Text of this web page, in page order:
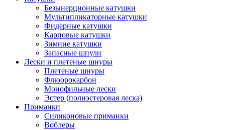
Безынерционные катушки
Мультипликаторные катушки
Фидерные катушки
Карповые катушки
Зимние катушки
Запасные шпули
Лески и плетеные шнуры
Плетеные шнуры
Флюорокарбон
Монофильные лески
Эстер (полиэстеровая леска)
Приманки
Силиконовые приманки
Воблеры